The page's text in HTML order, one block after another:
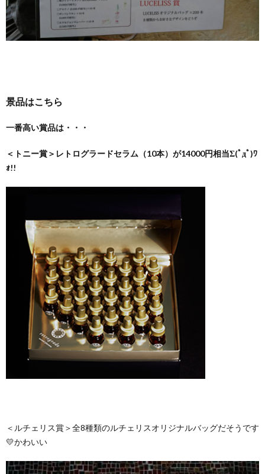
景品はこちら
一番高い賞品は・・・
＜トニー賞＞レトログラードセラム（10本）が14000円相当Σ(ﾟдﾟ)ﾜ
ｫ!!
＜ルチェリス賞＞全8種類のルチェリスオリジナルバッグだそうです
💛かわいい